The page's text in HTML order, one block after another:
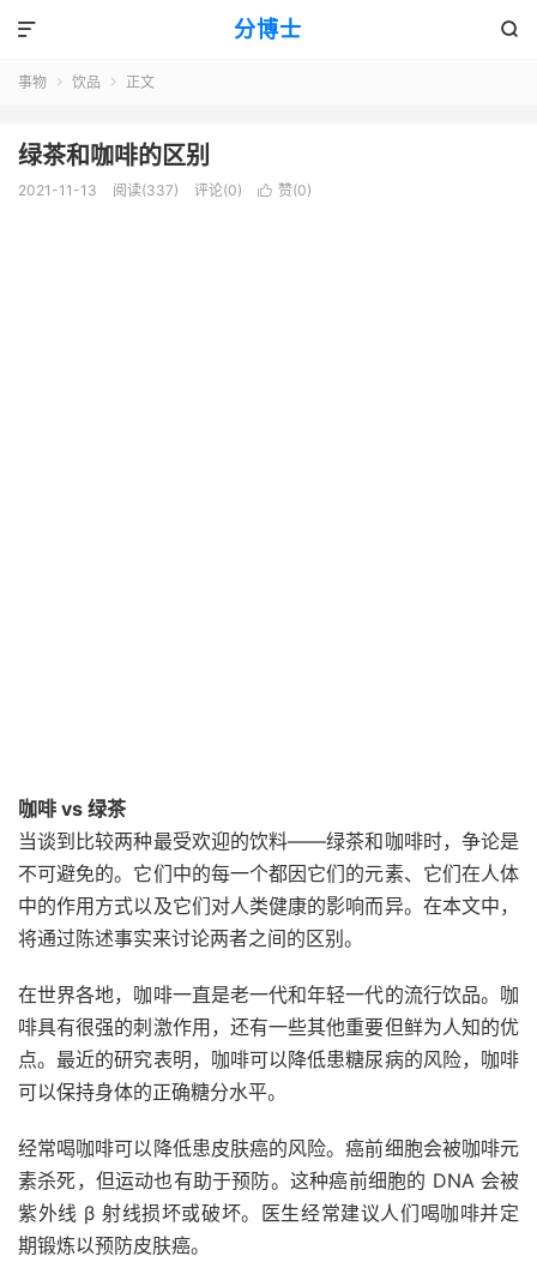
分博士 

事物  饮品  正文
绿茶和咖啡的区别
2021-11-13 阅读(337) 评论(0)  赞(0)
咖啡 vs 绿茶
当谈到比较两种最受欢迎​​的饮料——绿茶和咖啡时，争论是
不可避免的。它们中的每一个都因它们的元素、它们在人体
中的作用方式以及它们对人类健康的影响而异。在本文中，
将通过陈述事实来讨论两者之间的区别。
在世界各地，咖啡一直是老一代和年轻一代的流行饮品。 咖
啡具有很强的刺激作用，还有一些其他重要但鲜为人知的优
点。最近的研究表明，咖啡可以降低患糖尿病的风险，咖啡
可以保持身体的正确糖分水平。
经常喝咖啡可以降低患皮肤癌的风险。癌前细胞会被咖啡元
素杀死，但运动也有助于预防。这种癌前细胞的 DNA 会被
紫外线 β 射线损坏或破坏。医生经常建议人们喝咖啡并定
期锻炼以预防皮肤癌。